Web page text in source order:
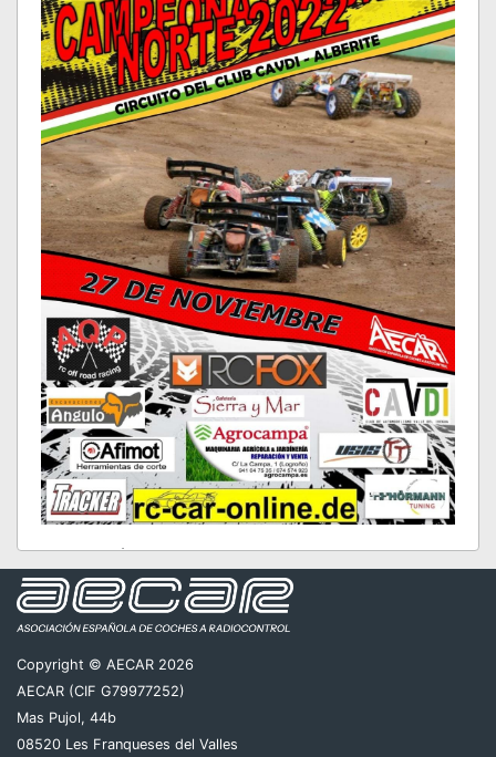
Quinta y última prueba del campeonato Zona
Norte en el circuito de Alberite.
Donde no está nada decidido de quien será el
NO TE LO PUEDES PERDER.
HORARIO:
Copyright © AECAR 2026
AECAR (CIF G79977252)
Mas Pujol, 44b
08520 Les Franqueses del Valles